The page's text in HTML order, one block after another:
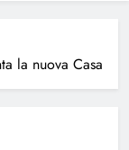
la nuova Casa